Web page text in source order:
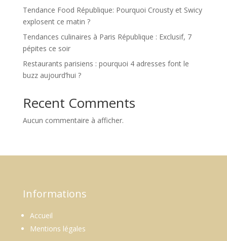
Tendance Food République: Pourquoi Crousty et Swicy
explosent ce matin ?
Tendances culinaires à Paris République : Exclusif, 7
pépites ce soir
Restaurants parisiens : pourquoi 4 adresses font le
buzz aujourd’hui ?
Recent Comments
Aucun commentaire à afficher.
Informations
Accueil
Mentions légales